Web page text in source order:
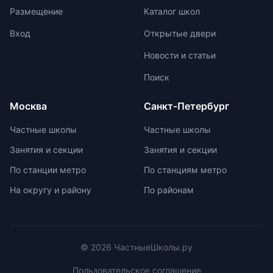
новый опыт, пройти серьезную
подготовку и пообщаться с
мышления. Ключевой особенностью
частной школы является небольшая
наполняемость классов, что
развития ребенка. При выборе
частной школы необходимо
недостатки, а также финансовые
возможности семьи. Важно
образовательной лицензии и
платных образовательных услуг.
Размещение
Вход
Каталог школ
Открытые двери
Новости и статьи
Поиск
Москва
Частные школы
Занятия и секции
По станции метро
На округу и району
Санкт-Петербург
Частные школы
Занятия и секции
По станциям метро
По районам
© 2026 ЧастныеШколы.ру
Пользовательское соглашение